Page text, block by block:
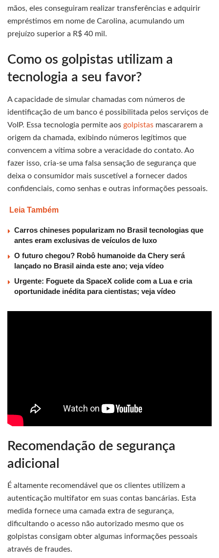
mãos, eles conseguiram realizar transferências e adquirir
empréstimos em nome de Carolina, acumulando um
prejuízo superior a R$ 40 mil.
Como os golpistas utilizam a
tecnologia a seu favor?
A capacidade de simular chamadas com números de
identificação de um banco é possibilitada pelos serviços de
VoIP. Essa tecnologia permite aos golpistas mascararem a
origem da chamada, exibindo números legítimos que
convencem a vítima sobre a veracidade do contato. Ao
fazer isso, cria-se uma falsa sensação de segurança que
deixa o consumidor mais suscetível a fornecer dados
confidenciais, como senhas e outras informações pessoais.
Leia Também
Carros chineses popularizam no Brasil tecnologias que
antes eram exclusivas de veículos de luxo
O futuro chegou? Robô humanoide da Chery será
lançado no Brasil ainda este ano; veja vídeo
Urgente: Foguete da SpaceX colide com a Lua e cria
oportunidade inédita para cientistas; veja vídeo
Recomendação de segurança
adicional
É altamente recomendável que os clientes utilizem a
autenticação multifator em suas contas bancárias. Esta
medida fornece uma camada extra de segurança,
dificultando o acesso não autorizado mesmo que os
golpistas consigam obter algumas informações pessoais
através de fraudes.